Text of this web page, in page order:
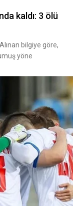
kaldı: 3 ölü
bilgiye göre,
yöne